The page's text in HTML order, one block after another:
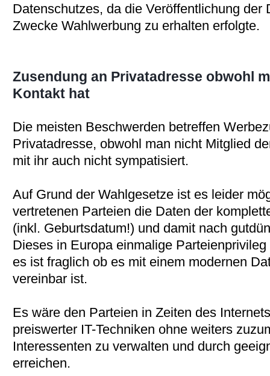
Datenschutzes, da die Veröffentlichung der
Zwecke Wahlwerbung zu erhalten erfolgte.
Zusendung an Privatadresse obwohl
Kontakt hat
Die meisten Beschwerden betreffen
Privatadresse, obwohl man nicht Mitglied
mit ihr auch nicht sympatisiert.
Auf Grund der Wahlgesetze ist es leider
vertretenen Parteien die Daten der
(inkl. Geburtsdatum!) und damit nach
Dieses in Europa einmalige
es ist fraglich ob es mit einem modernen
vereinbar ist.
Es wäre den Parteien in Zeiten des
preiswerter IT-Techniken ohne weiters
Interessenten zu verwalten und durch
erreichen.